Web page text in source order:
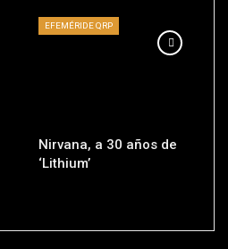
EFEMÉRIDE QRP
Nirvana, a 30 años de
‘Lithium’